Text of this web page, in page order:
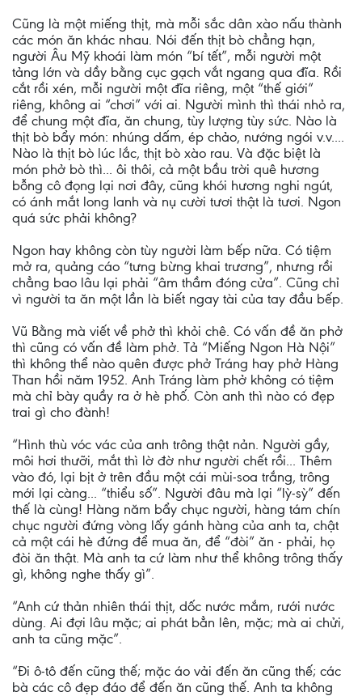
Cũng là một miếng thịt, mà mỗi sắc dân xào nấu thành
các món ăn khác nhau. Nói đến thịt bò chẳng hạn,
người Âu Mỹ khoái làm món “bí tết”, mỗi người một
tảng lớn và dầy bằng cục gạch vắt ngang qua đĩa. Rồi
cắt rồi xén, mỗi người một đĩa riêng, một “thế giới”
riêng, không ai “chơi” với ai. Người mình thì thái nhỏ ra,
để chung một đĩa, ăn chung, tùy lượng tùy sức. Nào là
thịt bò bẩy món: nhúng dấm, ép chảo, nướng ngói v.v....
Nào là thịt bò lúc lắc, thịt bò xào rau. Và đặc biệt là
món phở bò thì... ôi thôi, cả một bầu trời quê hương
bỗng cô đọng lại nơi đây, cũng khói hương nghi ngút,
có ánh mắt long lanh và nụ cười tươi thật là tươi. Ngon
quá sức phải không?
Ngon hay không còn tùy người làm bếp nữa. Có tiệm
mở ra, quảng cáo “tưng bừng khai trương”, nhưng rồi
chẳng bao lâu lại phải “âm thầm đóng cửa”. Cũng chỉ
vì người ta ăn một lần là biết ngay tài của tay đầu bếp.
Vũ Bằng mà viết về phở thì khỏi chê. Có vấn đề ăn phở
thì cũng có vấn đề làm phở. Tả “Miếng Ngon Hà Nội”
thì không thể nào quên được phở Tráng hay phở Hàng
Than hồi năm 1952. Anh Tráng làm phở không có tiệm
mà chỉ bày quầy ra ở hè phố. Còn anh thì nào có đẹp
trai gì cho đành!
“Hình thù vóc vác của anh trông thật nản. Người gầy,
môi hơi thưỡi, mắt thì lờ đờ như người chết rồi... Thêm
vào đó, lại bịt ở trên đầu một cái mùi-soa trắng, trông
mới lại càng... “thiểu số”. Người đâu mà lại “lỳ-sỳ” đến
thế là cùng! Hàng năm bẩy chục người, hàng tám chín
chục người đứng vòng lấy gánh hàng của anh ta, chật
cả một cái hè đứng để mua ăn, để “đòi” ăn - phải, họ
đòi ăn thật. Mà anh ta cứ làm như thể không trông thấy
gì, không nghe thấy gì”.
“Anh cứ thản nhiên thái thịt, dốc nước mắm, rưới nước
dùng. Ai đợi lâu mặc; ai phát bẳn lên, mặc; mà ai chửi,
anh ta cũng mặc”.
“Ði ô-tô đến cũng thế; mặc áo vải đến ăn cũng thế; các
bà các cô đẹp đáo để đến ăn cũng thế. Anh ta không